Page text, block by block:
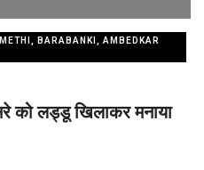
BARABANKI, AMBEDKAR
को लड्डू खिलाकर मनाया